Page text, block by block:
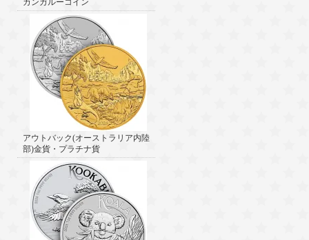
カンガルーコイン
アウトバック(オーストラリア内陸
部)金貨・プラチナ貨